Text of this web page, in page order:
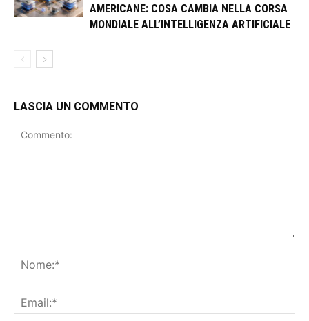
AMERICANE: COSA CAMBIA NELLA CORSA
MONDIALE ALL’INTELLIGENZA ARTIFICIALE
LASCIA UN COMMENTO